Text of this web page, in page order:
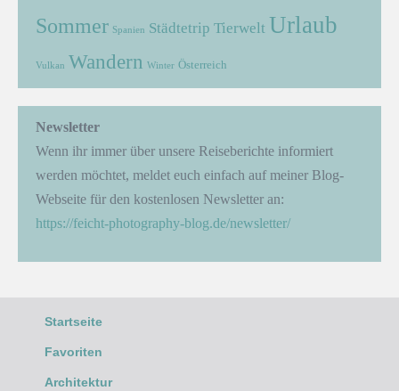
Sommer Spanien Städtetrip Tierwelt Urlaub
Vulkan Wandern Winter Österreich
Newsletter
Wenn ihr immer über unsere Reiseberichte informiert
werden möchtet, meldet euch einfach auf meiner Blog-
Webseite für den kostenlosen Newsletter an:
https://feicht-photography-blog.de/newsletter/
Startseite
Favoriten
Architektur